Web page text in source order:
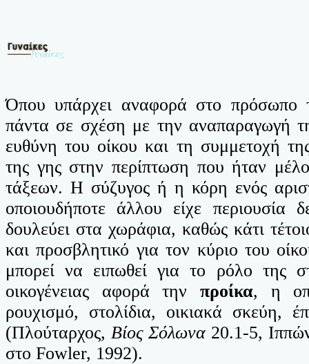
Όπου υπάρχει αναφορά στο πρόσωπο
πάντα σε σχέση με την αναπαραγωγή
ευθύνη του οίκου και τη συμμετοχή
της γης στην περίπτωση που ήταν
τάξεων. Η σύζυγος ή η κόρη ενός
oποιουδήποτε άλλου είχε περιουσία
δουλεύει στα χωράφια, καθώς κάτι
και προσβλητικό για τον κύριο του
μπορεί να ειπωθεί για το ρόλο της
οικογένειας αφορά την προίκα, η
ρουχισμό, στολίδια, οικιακά σκεύη,
(Πλούταρχος, Βίος Σόλωνα 20.1-5,
στο Fowler, 1992).